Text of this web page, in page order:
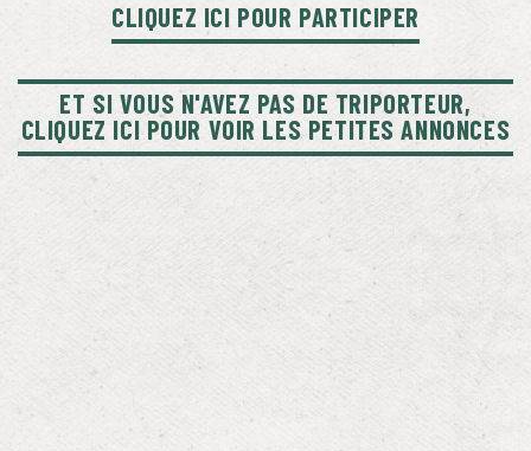
CLIQUEZ ICI POUR PARTICIPER
ET SI VOUS N'AVEZ PAS DE TRIPORTEUR,
CLIQUEZ ICI POUR VOIR LES PETITES ANNONCES